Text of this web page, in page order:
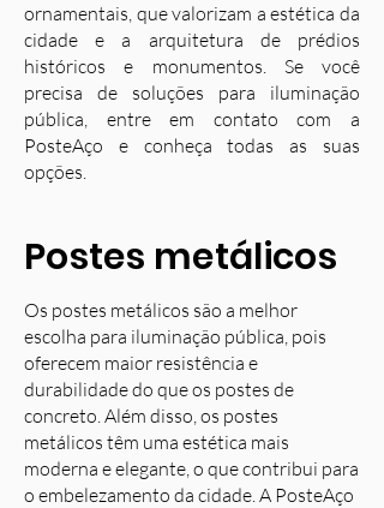
ornamentais, que valorizam a estética da
cidade e a arquitetura de prédios
históricos e monumentos. Se você
precisa de soluções para iluminação
pública, entre em contato com a
PosteAço e conheça todas as suas
opções.
Postes metálicos
Os postes metálicos são a melhor
escolha para iluminação pública, pois
oferecem maior resistência e
durabilidade do que os postes de
concreto. Além disso, os postes
metálicos têm uma estética mais
moderna e elegante, o que contribui para
o embelezamento da cidade. A PosteAço